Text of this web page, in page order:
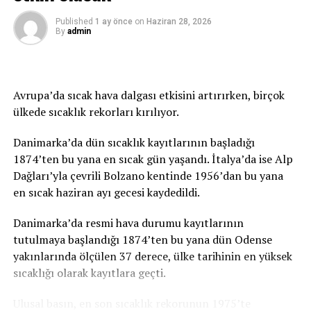
nüfusunun etnik yapısının köklü bir değişime
uğratıldığını vurguladı.
Kuka, “1991 yılında Visegrad şehrinde 13 binden fazla
Boşnak yaşıyordu, 2013 yılında yapılan nüfus sayımında
Savaş Mağduru Kadınlar Derneği Başkanı Bakira Hasecic
ise daha fazla vakit kaybetmeden, kurbanların
cesetlerinin bulunmasına yönelik çalışmaların
gerektiğini belirtti.
Tören kapsamında, katledilen 3 bin kurban anısına
Drina Nehri’ne sembolik olarak 3 bin gül atılarak dualar
Published 1 ay önce on Haziran 28, 2026
By admin
Avrupa’da sıcak hava dalgası etkisini artırırken, birçok
ülkede sıcaklık rekorları kırılıyor.
Danimarka’da dün sıcaklık kayıtlarının başladığı
1874’ten bu yana en sıcak gün yaşandı. İtalya’da ise Alp
Dağları’yla çevrili Bolzano kentinde 1956’dan bu yana
en sıcak haziran ayı gecesi kaydedildi.
Danimarka’da resmi hava durumu kayıtlarının
tutulmaya başlandığı 1874’ten bu yana dün Odense
yakınlarında ölçülen 37 derece, ülke tarihinin en yüksek
sıcaklığı olarak kayıtlara geçti.